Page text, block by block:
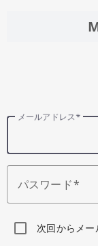
メールアドレス
パスワード
次回からメ